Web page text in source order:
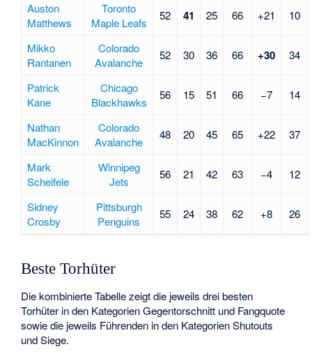
Auston
Matthews
Toronto
Maple Leafs
52 41 25 66 +21 10
Mikko
Rantanen
Colorado
Avalanche
52 30 36 66 +30 34
Patrick
Kane
Chicago
Blackhawks
56 15 51 66 −7 14
Nathan
MacKinnon
Colorado
Avalanche
48 20 45 65 +22 37
Mark
Scheifele
Winnipeg
Jets
56 21 42 63 −4 12
Sidney
Crosby
Pittsburgh
Penguins
55 24 38 62 +8 26
Beste Torhüter
Die kombinierte Tabelle zeigt die jeweils drei besten
Torhüter in den Kategorien Gegentorschnitt und Fangquote
sowie die jeweils Führenden in den Kategorien Shutouts
und Siege.